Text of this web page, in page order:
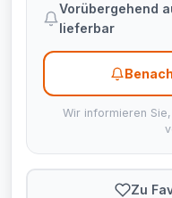
Vorübergehend
lieferbar
Wir informieren
Zu